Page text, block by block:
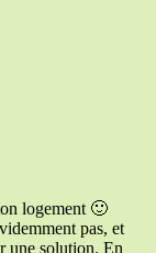
logement 🙂
pas, et
une solution. En